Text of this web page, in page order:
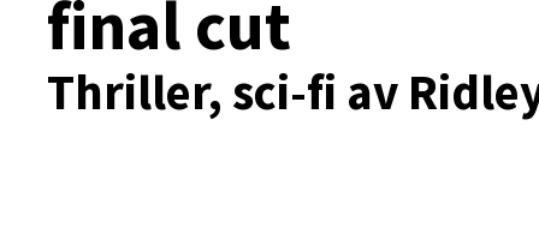
final cut
Thriller, sci-fi av